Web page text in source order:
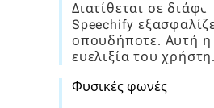
Διατίθεται σε
Speechify
οπουδήποτε. Αυτή η
ευελιξία του χρήστη.
Φυσικές φωνές